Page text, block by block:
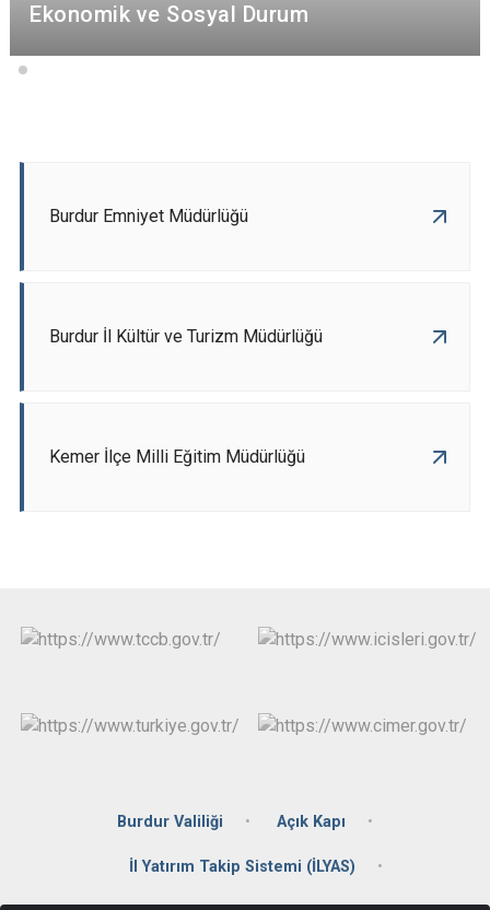
Ekonomik ve Sosyal Durum
Burdur Emniyet Müdürlüğü
Burdur İl Kültür ve Turizm Müdürlüğü
Kemer İlçe Milli Eğitim Müdürlüğü
Burdur Valiliği Açık Kapı
İl Yatırım Takip Sistemi (İLYAS)